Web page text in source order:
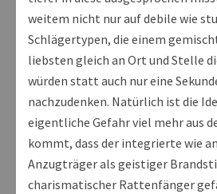
weitem nicht nur auf debile wie
Schlägertypen, die einem
liebsten gleich an Ort und Stelle
würden statt auch nur eine
nachzudenken. Natürlich ist die
eigentliche Gefahr viel mehr aus
kommt, dass der integrierte wie
Anzugträger als geistiger
charismatischer Rattenfänger